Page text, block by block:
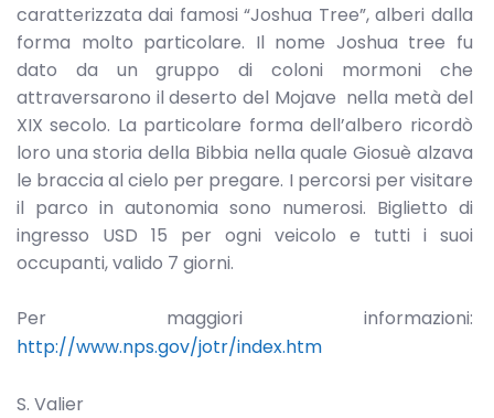
caratterizzata dai famosi “Joshua Tree”, alberi dalla
forma molto particolare. Il nome Joshua tree fu
dato da un gruppo di coloni mormoni che
attraversarono il deserto del Mojave nella metà del
XIX secolo. La particolare forma dell’albero ricordò
loro una storia della Bibbia nella quale Giosuè alzava
le braccia al cielo per pregare. I percorsi per visitare
il parco in autonomia sono numerosi. Biglietto di
ingresso USD 15 per ogni veicolo e tutti i suoi
occupanti, valido 7 giorni.
Per maggiori informazioni:
http://www.nps.gov/jotr/index.htm
S. Valier